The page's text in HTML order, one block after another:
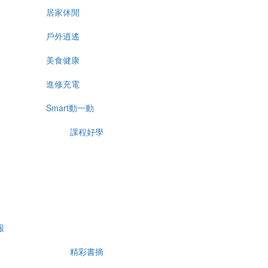
居家休閒
戶外逍遙
美食健康
進修充電
Smart動一動
課程好學
精彩書摘